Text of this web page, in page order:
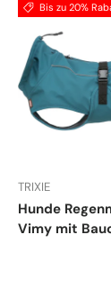
Bis zu 20%
TRIXIE
Hunde
Vimy mit